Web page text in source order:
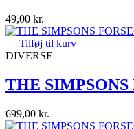
49,00 kr.
Tilføj til kurv
DIVERSE
THE
699,00 kr.